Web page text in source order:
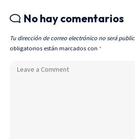
No hay comentarios
Tu dirección de correo electrónico no será
obligatorios están marcados con *